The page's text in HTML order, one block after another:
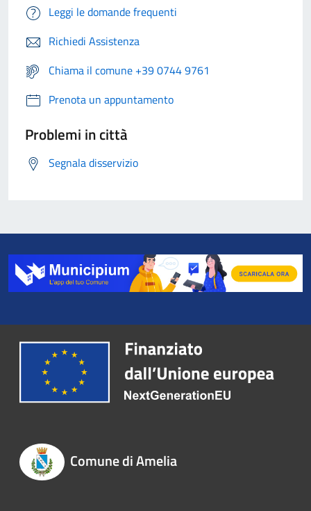
Leggi le domande frequenti
Richiedi Assistenza
Chiama il comune +39 0744 9761
Prenota un appuntamento
Problemi in città
Segnala disservizio
Comune di Amelia